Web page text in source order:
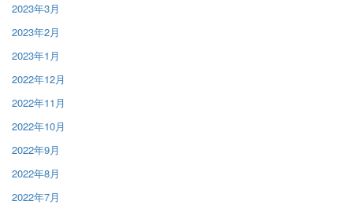
2023年3月
2023年2月
2023年1月
2022年12月
2022年11月
2022年10月
2022年9月
2022年8月
2022年7月